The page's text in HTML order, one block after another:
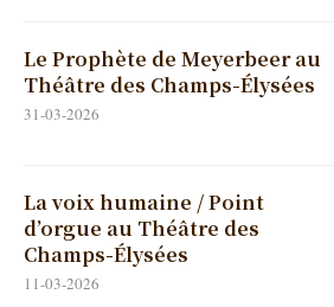
Le Prophète de Meyerbeer au
Théâtre des Champs-Élysées
31-03-2026
La voix humaine / Point
d’orgue au Théâtre des
Champs-Élysées
11-03-2026